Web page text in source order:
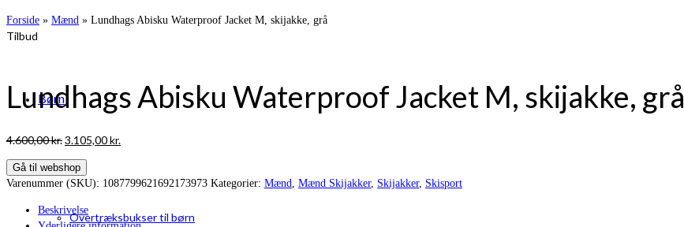
Børn
Overtræksbukser til børn
Forside » Mænd » Lundhags Abisku Waterproof Jacket M, skijakke, grå
Tilbud
Lundhags Abisku Waterproof Jacket M, skijakke, grå
4.600,00kr.Den
pris
var:
3.105,00kr.
er:
Gå til webshop
Varenummer (SKU): 1087799621692173973 Kategorier: Mænd Mænd Skijakker, Skijakker, Skisport
Beskrivelse